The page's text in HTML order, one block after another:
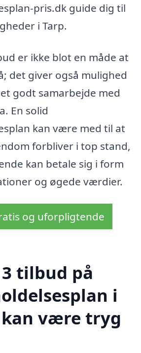
pris.dk guide dig til
i Tarp.
er ikke blot en måde at
det giver også mulighed
godt samarbejde med
En solid
kan være med til at
forbliver i top stand,
kan betale sig i form
og øgede værdier.
og uforpligtende
tilbud på
i
kan være tryg